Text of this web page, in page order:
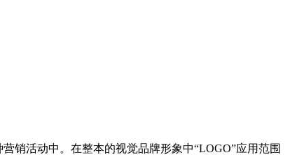
销活动中。在整本的视觉品牌形象中“LOGO”应用范围